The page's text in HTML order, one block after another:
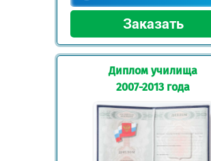
Диплом училища
2007-2013 года